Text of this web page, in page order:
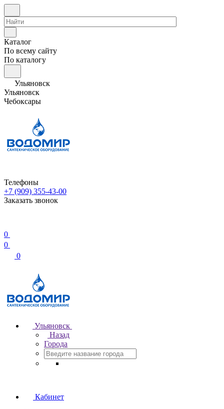
Каталог
По всему сайту
По каталогу
Ульяновск
Ульяновск
Чебоксары
Телефоны
+7 (909) 355-43-00
Заказать звонок
0
0
0
Ульяновск
Назад
Города
Кабинет